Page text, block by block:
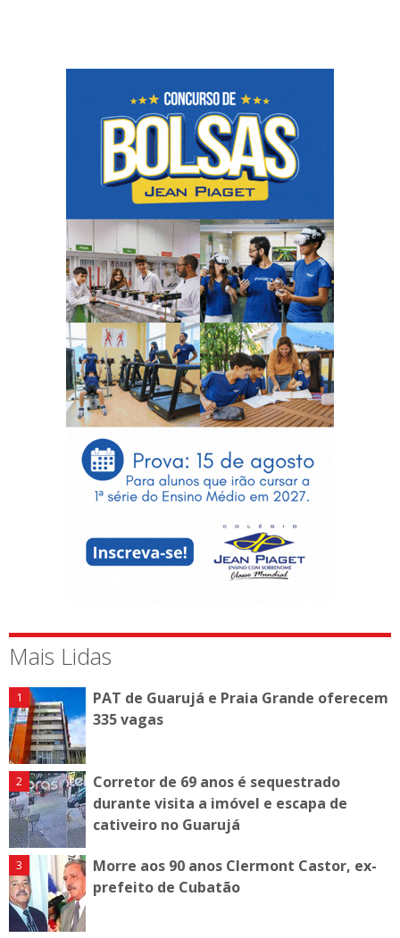
Mais Lidas
PAT de Guarujá e Praia Grande oferecem
335 vagas
Corretor de 69 anos é sequestrado
durante visita a imóvel e escapa de
cativeiro no Guarujá
Morre aos 90 anos Clermont Castor, ex-
prefeito de Cubatão